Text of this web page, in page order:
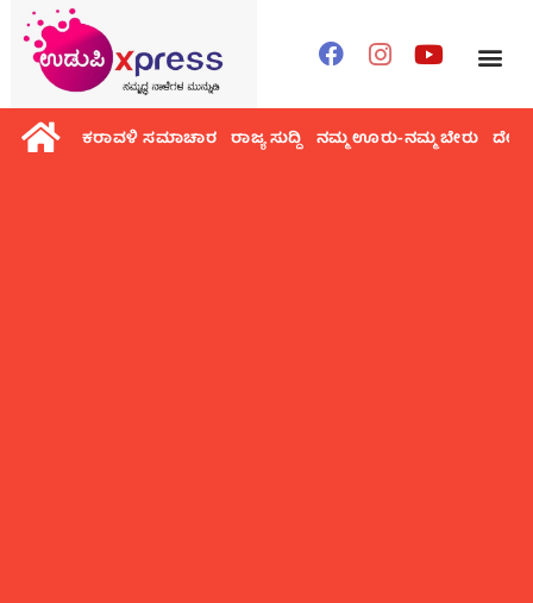
ಕರಾವಳಿ ಸಮಾಚಾರ ರಾಜ್ಯ ಸುದ್ದಿ ನಮ್ಮ ಊರು-ನಮ್ಮ ಬೇರು ದೇಶ